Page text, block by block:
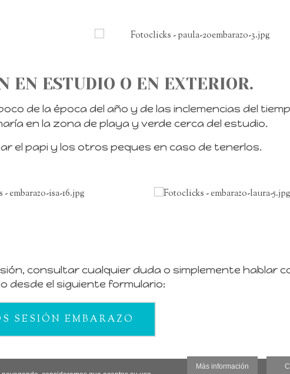
EN ESTUDIO O EN EXTERIOR.
de la época del año y de las inclemencias del
en la zona de playa y verde cerca del estudio.
el papi y los otros peques en caso de tenerlos.
consultar cualquier duda o simplemente hablar
desde el siguiente formulario:
SESIÓN EMBARAZO
Más información